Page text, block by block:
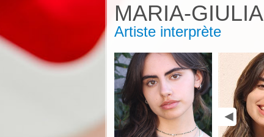
MARIA-GIULIA
Artiste interprète